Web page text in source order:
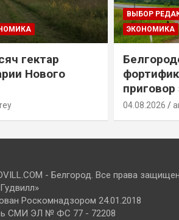
гектар
Нового
ВЫБОР
ЭКОНОМИКА
04.08.2026
- Белгород. Все права
Роскомнадзором 24.01.2018
СМИ ЭЛ № ФС 77 - 72208